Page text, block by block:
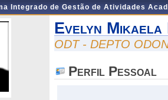
Integrado de Gestão de Atividades
Evelyn Mikaela
ODT - DEPTO
Perfil Pessoal